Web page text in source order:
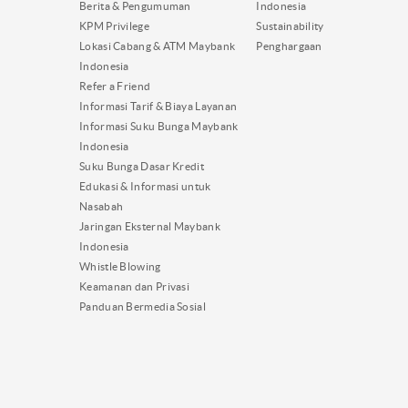
Berita & Pengumuman
KPM Privilege
Lokasi Cabang & ATM Maybank
Indonesia
Refer a Friend
Informasi Tarif & Biaya Layanan
Informasi Suku Bunga Maybank
Indonesia
Suku Bunga Dasar Kredit
Edukasi & Informasi untuk
Nasabah
Jaringan Eksternal Maybank
Indonesia
Whistle Blowing
Keamanan dan Privasi
Panduan Bermedia Sosial
Indonesia
Sustainability
Penghargaan